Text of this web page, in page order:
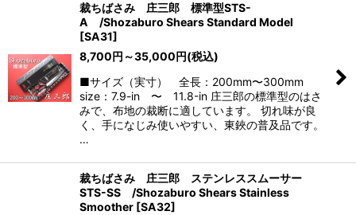
裁ちばさみ 庄三郎 標準型STS-
A /Shozaburo Shears Standard Model
[SA31]
8,700円 ～35,000円(税込)
■サイズ（実寸） 全長：200mm〜300mm
size：7.9-in 〜 11.8-in 庄三郎の標準型のはさ
みで、布地の裁断に適しています。 切れ味が良
く、手になじみ使いやすい、東鋏の普及品です。
…
裁ちばさみ 庄三郎 ステンレススムーサー
STS-SS /Shozaburo Shears Stainless
Smoother [SA32]